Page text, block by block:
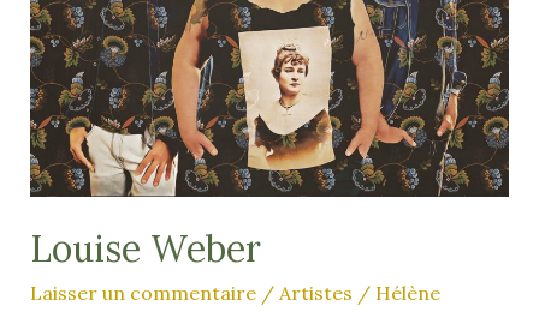
Louise Weber
Laisser un commentaire / Artistes / Hélène